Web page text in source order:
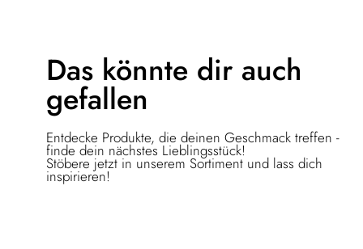
Das könnte dir auch
gefallen
Entdecke Produkte, die deinen Geschmack treffen -
finde dein nächstes Lieblingsstück!
Stöbere jetzt in unserem Sortiment und lass dich
inspirieren!